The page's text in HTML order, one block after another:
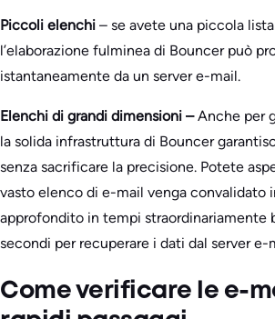
Piccoli elenchi – se avete una piccola
l’elaborazione fulminea di Bouncer può
istantaneamente da un server e-mail.
Elenchi di grandi dimensioni –Anche per
la solida infrastruttura di Bouncer
senza sacrificare la precisione. Potete
vasto elenco di e-mail venga convalidato
approfondito in tempi straordinariamente
secondi per recuperare i dati dal server e-
Come verificare le e-